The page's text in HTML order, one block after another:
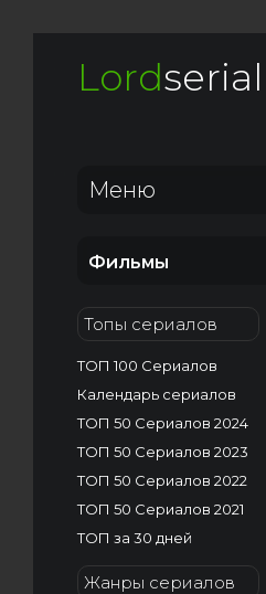
Lordserial
Меню
Фильмы
Топы сериалов
ТОП 100 Сериалов
Календарь сериалов
ТОП 50 Сериалов 2024
ТОП 50 Сериалов 2023
ТОП 50 Сериалов 2022
ТОП 50 Сериалов 2021
ТОП за 30 дней
Жанры сериалов